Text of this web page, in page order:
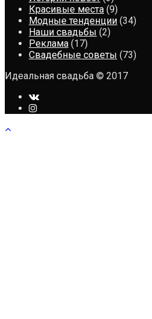
Красивые места (9)
Модные тенденции (34)
Наши свадьбы (2)
Реклама (17)
Свадебные советы (73)
Идеальная свадьба © 2017